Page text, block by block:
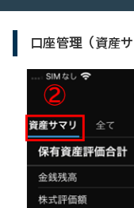
口座管理（資産